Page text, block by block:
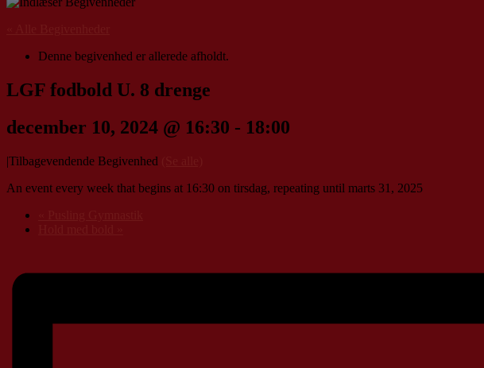
Denne begivenhed er allerede afholdt.
LGF fodbold U. 8 drenge
december 10, 2024 @ 16:30 - 18:00
|Tilbagevendende Begivenhed
An event every week that begins at 16:30 on tirsdag, repeating until marts 31, 2025